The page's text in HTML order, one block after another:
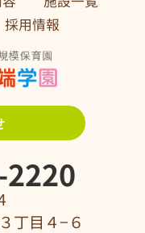
採用情報
丁目４−６